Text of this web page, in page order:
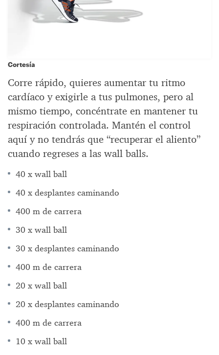
Cortesía
Corre rápido, quieres aumentar tu ritmo
cardíaco y exigirle a tus pulmones, pero al
mismo tiempo, concéntrate en mantener tu
respiración controlada. Mantén el control
aquí y no tendrás que “recuperar el aliento”
cuando regreses a las wall balls.
40 x wall ball
40 x desplantes caminando
400 m de carrera
30 x wall ball
30 x desplantes caminando
400 m de carrera
20 x wall ball
20 x desplantes caminando
400 m de carrera
10 x wall ball